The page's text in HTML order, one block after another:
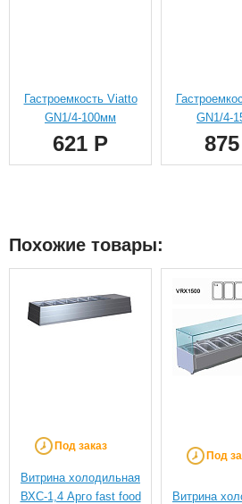
Гастроемкость Viatto
GN1/4-100мм
621 Р
GN1/4-
Похожие товары:
Под заказ
Витрина холодильная
ВХС-1,4 Арго fast food
Под
Витрина